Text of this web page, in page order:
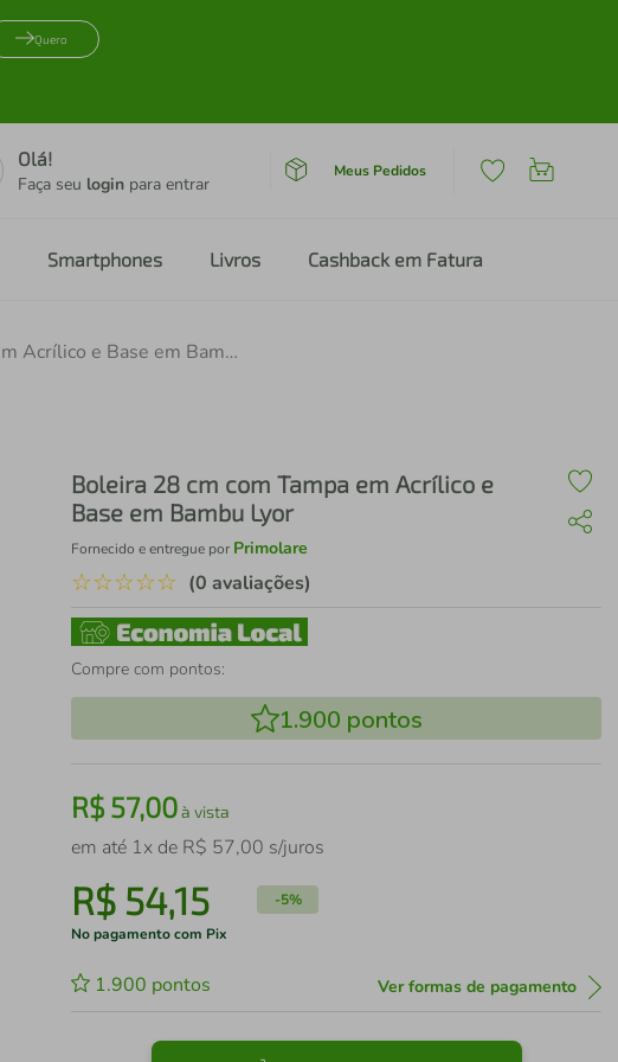
Quero
Olá!
Faça seu login para entrar
Meus Pedidos
Smartphones Livros Cashback em Fatura
Boleira 28 cm com Tampa em Acrílico e Base em Bambu Lyor
Boleira 28 cm com Tampa em Acrílico e
Base em Bambu Lyor
Fornecido e entregue por Primolare
☆☆☆☆☆ (0 avaliações)
Compre com pontos:
1.900 pontos
R$57,00à vista
em até 1x de R$ 57,00 s/juros
R$ 54,15 -5%
No pagamento com Pix
1.900 pontos Ver formas de pagamento